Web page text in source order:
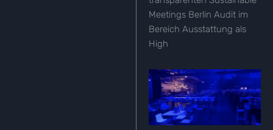
Meetings Berlin Audit im
Bereich Ausstattung als
High